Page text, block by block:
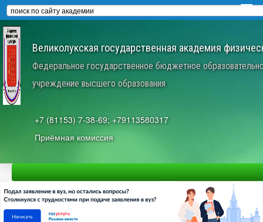
Великолукская государственная академия
Федеральное государственное бюджетное
учреждение высшего образования
+7 (81153) 7-38-69; +79113580317
Приёмная комиссия